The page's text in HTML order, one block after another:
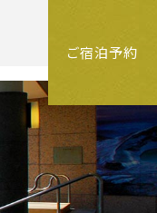
ご宿泊予約